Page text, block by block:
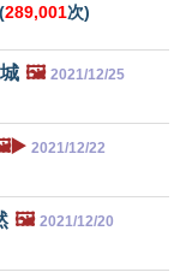
(289,001次)
🖼️ 2021/12/25
2021/12/22
🖼️ 2021/12/20